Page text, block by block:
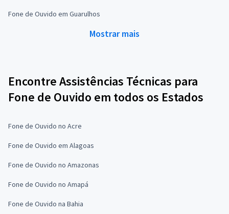
Fone de Ouvido em Guarulhos
Mostrar mais
Encontre Assistências Técnicas para
Fone de Ouvido em todos os Estados
Fone de Ouvido no Acre
Fone de Ouvido em Alagoas
Fone de Ouvido no Amazonas
Fone de Ouvido no Amapá
Fone de Ouvido na Bahia